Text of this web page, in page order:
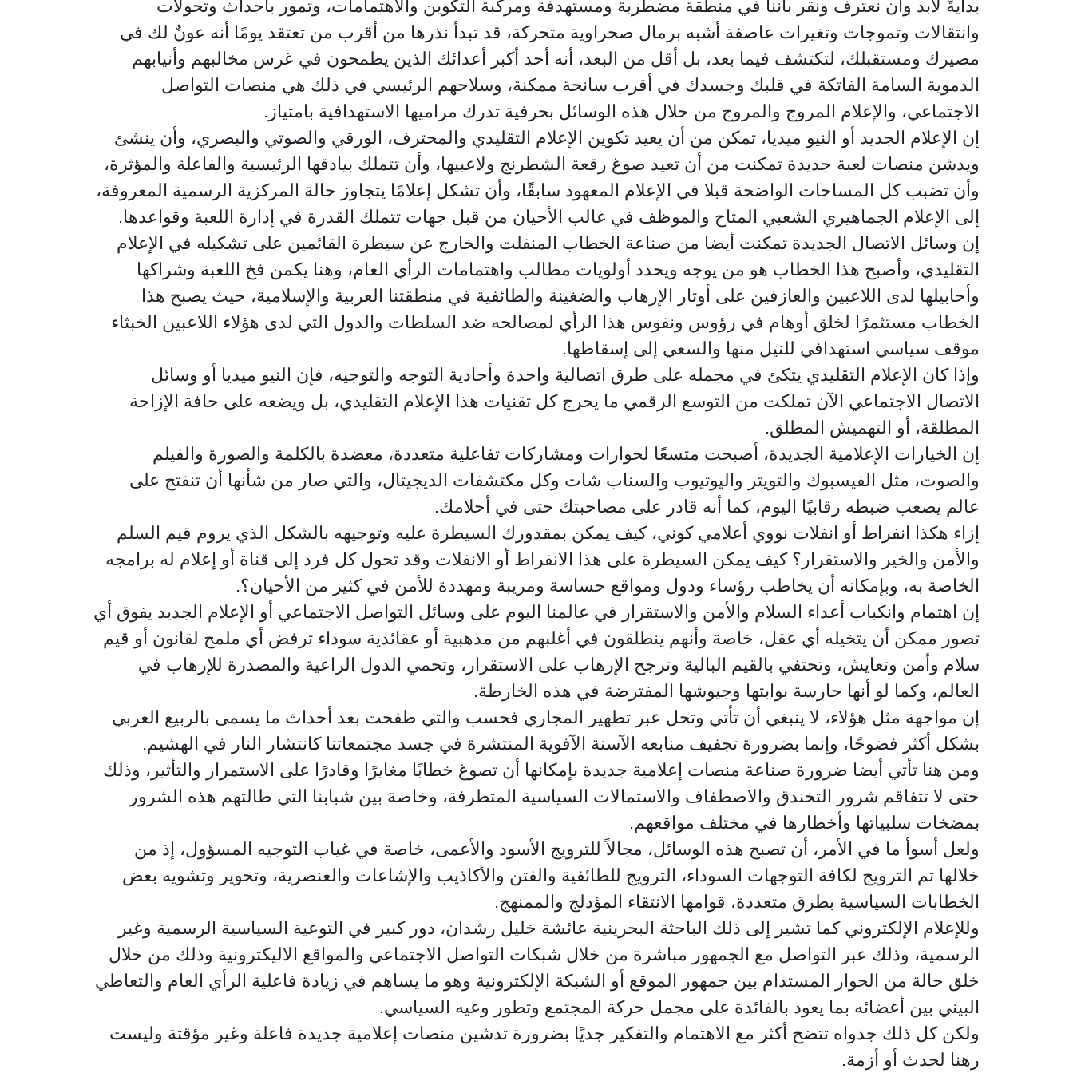
بدايةً لابد وأن نعترف ونقر بأننا في منطقة مضطربة ومستهدفة ومركبة التكوين والاهتمامات، وتمور بأحداث وتحولات
وانتقالات وتموجات وتغيرات عاصفة أشبه برمال صحراوية متحركة، قد تبدأ نذرها من أقرب من تعتقد يومًا أنه عونٌ لك في
مصيرك ومستقبلك، لتكتشف فيما بعد، بل أقل من البعد، أنه أحد أكبر أعدائك الذين يطمحون في غرس مخالبهم وأنيابهم
الدموية السامة الفاتكة في قلبك وجسدك في أقرب سانحة ممكنة، وسلاحهم الرئيسي في ذلك هي منصات التواصل
الاجتماعي، والإعلام المروج والمروج من خلال هذه الوسائل بحرفية تدرك مراميها الاستهدافية بامتياز.
إن الإعلام الجديد أو النيو ميديا، تمكن من أن يعيد تكوين الإعلام التقليدي والمحترف، الورقي والصوتي والبصري، وأن ينشئ
ويدشن منصات لعبة جديدة تمكنت من أن تعيد صوغ رقعة الشطرنج ولاعبيها، وأن تتملك بيادقها الرئيسية والفاعلة والمؤثرة،
وأن تضبب كل المساحات الواضحة قبلا في الإعلام المعهود سابقًا، وأن تشكل إعلامًا يتجاوز حالة المركزية الرسمية المعروفة،
إلى الإعلام الجماهيري الشعبي المتاح والموظف في غالب الأحيان من قبل جهات تتملك القدرة في إدارة اللعبة وقواعدها.
إن وسائل الاتصال الجديدة تمكنت أيضا من صناعة الخطاب المنفلت والخارج عن سيطرة القائمين على تشكيله في الإعلام
التقليدي، وأصبح هذا الخطاب هو من يوجه ويحدد أولويات مطالب واهتمامات الرأي العام، وهنا يكمن فخ اللعبة وشراكها
وأحابيلها لدى اللاعبين والعازفين على أوتار الإرهاب والضغينة والطائفية في منطقتنا العربية والإسلامية، حيث يصبح هذا
الخطاب مستثمرًا لخلق أوهام في رؤوس ونفوس هذا الرأي لمصالحه ضد السلطات والدول التي لدى هؤلاء اللاعبين الخبثاء
موقف سياسي استهدافي للنيل منها والسعي إلى إسقاطها.
وإذا كان الإعلام التقليدي يتكئ في مجمله على طرق اتصالية واحدة وأحادية التوجه والتوجيه، فإن النيو ميديا أو وسائل
الاتصال الاجتماعي الآن تملكت من التوسع الرقمي ما يحرج كل تقنيات هذا الإعلام التقليدي، بل ويضعه على حافة الإزاحة
المطلقة، أو التهميش المطلق.
إن الخيارات الإعلامية الجديدة، أصبحت متسعًا لحوارات ومشاركات تفاعلية متعددة، معضدة بالكلمة والصورة والفيلم
والصوت، مثل الفيسبوك والتويتر واليوتيوب والسناب شات وكل مكتشفات الديجيتال، والتي صار من شأنها أن تنفتح على
عالم يصعب ضبطه رقابيًا اليوم، كما أنه قادر على مصاحبتك حتى في أحلامك.
إزاء هكذا انفراط أو انفلات نووي أعلامي كوني، كيف يمكن بمقدورك السيطرة عليه وتوجيهه بالشكل الذي يروم قيم السلم
والأمن والخير والاستقرار؟ كيف يمكن السيطرة على هذا الانفراط أو الانفلات وقد تحول كل فرد إلى قناة أو إعلام له برامجه
الخاصة به، وبإمكانه أن يخاطب رؤساء ودول ومواقع حساسة ومريبة ومهددة للأمن في كثير من الأحيان؟.
إن اهتمام وانكباب أعداء السلام والأمن والاستقرار في عالمنا اليوم على وسائل التواصل الاجتماعي أو الإعلام الجديد يفوق أي
تصور ممكن أن يتخيله أي عقل، خاصة وأنهم ينطلقون في أغلبهم من مذهبية أو عقائدية سوداء ترفض أي ملمح لقانون أو قيم
سلام وأمن وتعايش، وتحتفي بالقيم البالية وترجح الإرهاب على الاستقرار، وتحمي الدول الراعية والمصدرة للإرهاب في
العالم، وكما لو أنها حارسة بوابتها وجيوشها المفترضة في هذه الخارطة.
إن مواجهة مثل هؤلاء، لا ينبغي أن تأتي وتحل عبر تطهير المجاري فحسب والتي طفحت بعد أحداث ما يسمى بالربيع العربي
بشكل أكثر فضوحًا، وإنما بضرورة تجفيف منابعه الآسنة الآفوية المنتشرة في جسد مجتمعاتنا كانتشار النار في الهشيم.
ومن هنا تأتي أيضا ضرورة صناعة منصات إعلامية جديدة بإمكانها أن تصوغ خطابًا مغايرًا وقادرًا على الاستمرار والتأثير، وذلك
حتى لا تتفاقم شرور التخندق والاصطفاف والاستمالات السياسية المتطرفة، وخاصة بين شبابنا التي طالتهم هذه الشرور
بمضخات سلبياتها وأخطارها في مختلف مواقعهم.
ولعل أسوأ ما في الأمر، أن تصبح هذه الوسائل، مجالاً للترويج الأسود والأعمى، خاصة في غياب التوجيه المسؤول، إذ من
خلالها تم الترويج لكافة التوجهات السوداء، الترويج للطائفية والفتن والأكاذيب والإشاعات والعنصرية، وتحوير وتشويه بعض
الخطابات السياسية بطرق متعددة، قوامها الانتقاء المؤدلج والممنهج.
وللإعلام الإلكتروني كما تشير إلى ذلك الباحثة البحرينية عائشة خليل رشدان، دور كبير في التوعية السياسية الرسمية وغير
الرسمية، وذلك عبر التواصل مع الجمهور مباشرة من خلال شبكات التواصل الاجتماعي والمواقع الاليكترونية وذلك من خلال
خلق حالة من الحوار المستدام بين جمهور الموقع أو الشبكة الإلكترونية وهو ما يساهم في زيادة فاعلية الرأي العام والتعاطي
البيني بين أعضائه بما يعود بالفائدة على مجمل حركة المجتمع وتطور وعيه السياسي.
ولكن كل ذلك جدواه تتضح أكثر مع الاهتمام والتفكير جديًا بضرورة تدشين منصات إعلامية جديدة فاعلة وغير مؤقتة وليست
رهنا لحدث أو أزمة.